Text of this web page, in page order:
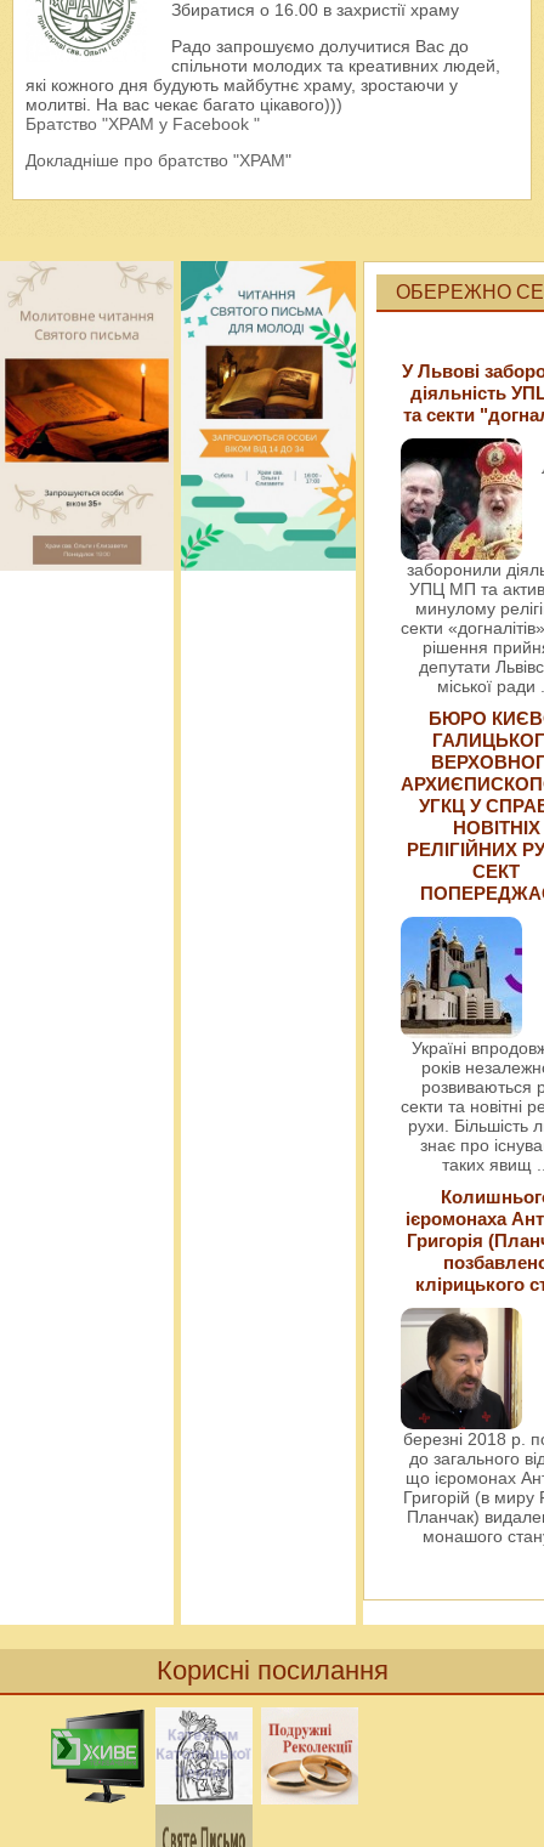
Збиратися о 16.00 в захристії храму
Радо запрошуємо долучитися Вас до
спільноти молодих та креативних людей,
які кожного дня будують майбутнє храму, зростаючи у
молитві. На вас чекає багато цікавого)))
Братство "ХРАМ у Facebook "
Докладніше про братство "ХРАМ"
ОБЕРЕЖНО
У Львові
діяльність
та секти
заборонили
УПЦ МП та
минулому
секти
рішення
депутати
міської ради
БЮРО
УГКЦ У
НОВІТНІХ
РЕЛІГІЙНИХ
СЕКТ
Україні
років
розвиваються
секти та новітні
рухи. Більшість
знає про
таких явищ
ієромонаха
Григорія
клірицького
березні 2018 р.
до загального
що ієромонах
Григорій (в миру
Планчак)
монашого
Корисні посилання